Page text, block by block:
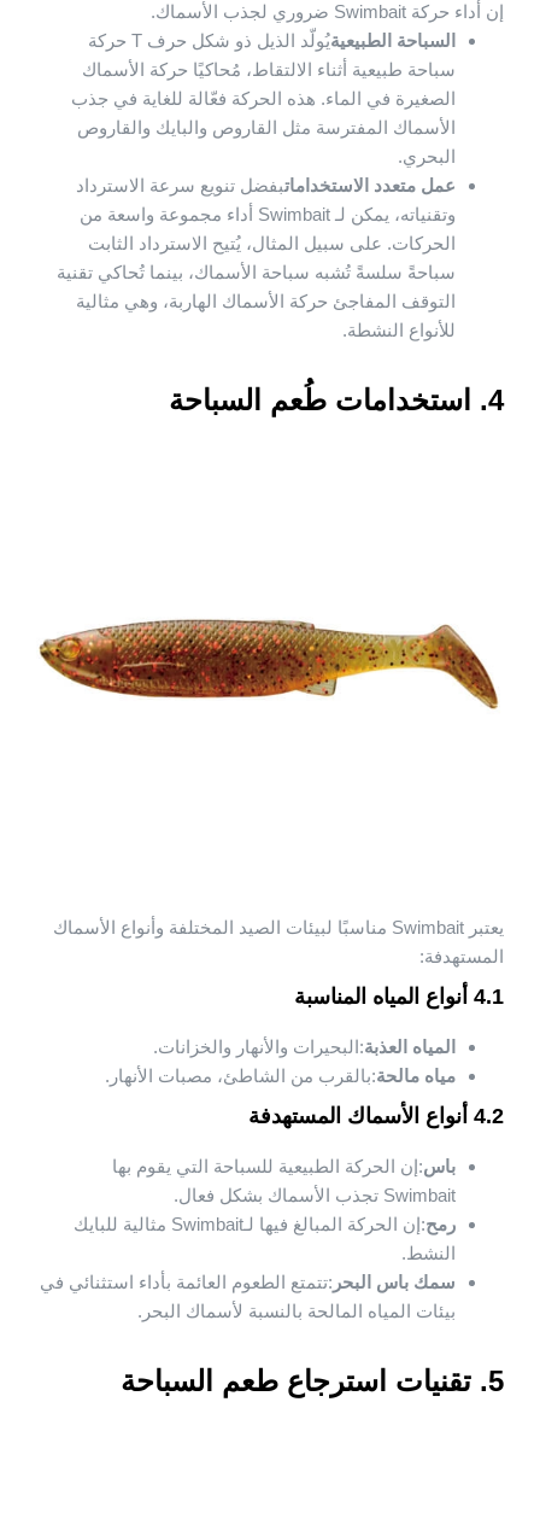
إن أداء حركة Swimbait ضروري لجذب الأسماك.
السباحة الطبيعية
يُولّد الذيل ذو شكل حرف T حركة
سباحة طبيعية أثناء الالتقاط، مُحاكيًا حركة الأسماك
الصغيرة في الماء. هذه الحركة فعّالة للغاية في جذب
الأسماك المفترسة مثل القاروص والبايك والقاروص
البحري.
عمل متعدد الاستخداماتبفضل تنويع سرعة الاسترداد
وتقنياته، يمكن لـ Swimbait أداء مجموعة واسعة من
الحركات. على سبيل المثال، يُتيح الاسترداد الثابت
سباحةً سلسةً تُشبه سباحة الأسماك، بينما تُحاكي تقنية
التوقف المفاجئ حركة الأسماك الهاربة، وهي مثالية
للأنواع النشطة.
4. استخدامات طُعم السباحة
يعتبر Swimbait مناسبًا لبيئات الصيد المختلفة وأنواع الأسماك
المستهدفة:
4.1 أنواع المياه المناسبة
المياه العذبة:البحيرات والأنهار والخزانات.
مياه مالحة:بالقرب من الشاطئ، مصبات الأنهار.
4.2 أنواع الأسماك المستهدفة
باس:إن الحركة الطبيعية للسباحة التي يقوم بها
Swimbait تجذب الأسماك بشكل فعال.
رمح
:إن الحركة المبالغ فيها لـSwimbait مثالية للبايك
النشط.
سمك باس البحر :تتمتع الطعوم العائمة بأداء استثنائي في
بيئات المياه المالحة بالنسبة لأسماك البحر.
5. تقنيات استرجاع طعم السباحة